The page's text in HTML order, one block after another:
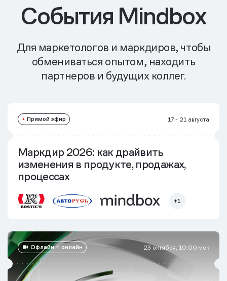
События Mindbox
Для маркетологов и маркдиров, чтобы
обмениваться опытом, находить
партнеров и будущих коллег.
Прямой эфир 17 - 21 августа
+1
Маркдир 2026: как драйвить
изменения в продукте, продажах,
процессах
Офлайн + онлайн 23 октября, 10:00 мск